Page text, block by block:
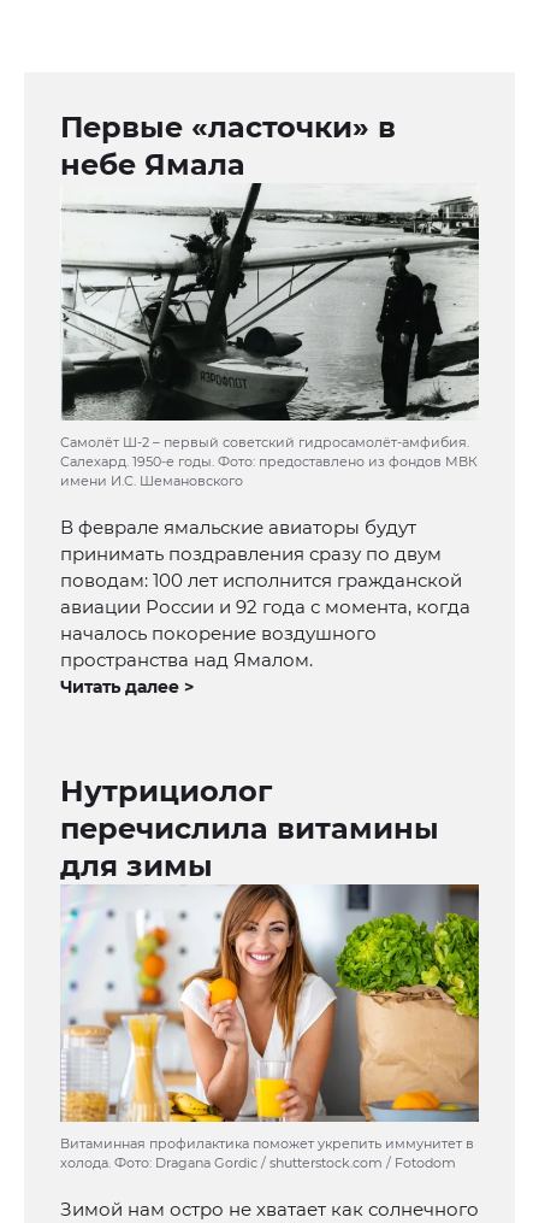
Первые «ласточки» в
небе Ямала
Самолёт Ш-2 – первый советский гидросамолёт-амфибия.
Салехард. 1950-е годы. Фото: предоставлено из фондов МВК
имени И.С. Шемановского
В феврале ямальские авиаторы будут
принимать поздравления сразу по двум
поводам: 100 лет исполнится гражданской
авиации России и 92 года с момента, когда
началось покорение воздушного
пространства над Ямалом.
Читать далее >
Нутрициолог
перечислила витамины
для зимы
Витаминная профилактика поможет укрепить иммунитет в
холода. Фото: Dragana Gordic / shutterstock.com / Fotodom
Зимой нам остро не хватает как солнечного